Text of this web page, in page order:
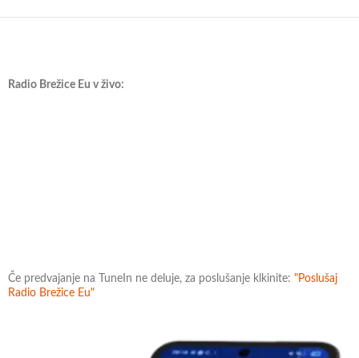
Radio Brežice Eu v živo:
Če predvajanje na TuneIn ne deluje, za poslušanje klkinite: "Poslušaj
Radio Brežice Eu"